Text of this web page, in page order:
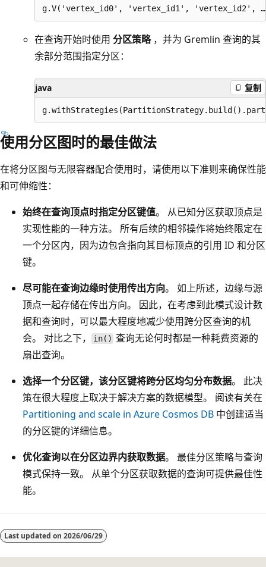
在查询开始时使用 分区策略，并为 Gremlin 查询的其
余部分范围指定分区：
java 复制
使用分区图时的最佳做法
在将分区图与无限容器配合使用时，请使用以下准则来确保性能
和可伸缩性：
始终在查询顶点时指定分区键值。 从已知分区获取顶点是
实现性能的一种方法。 所有后续的相邻操作将始终限定在
一个分区内，因为边包含指向其目标顶点的引用 ID 和分区
键。
尽可能在查询边缘时使用传出方向。 如上所述，边缘与源
顶点一起存储在传出方向。 因此，在考虑到此模式设计数
据和查询时，可以最大程度地减少使用跨分区查询的机
会。 对比之下，
in() 查询无论何时都是一种耗费资源的
扇出查询。
选择一个分区键，该分区键将跨分区均匀分布数据。 此决
策在很大程度上取决于解决方案的数据模型。 阅读有关在
Partitioning and scale in Azure Cosmos DB 中创建适当
的分区键的详细信息。
优化查询以在分区边界内获取数据。 最佳分区策略与查询
模式保持一致。 从单个分区获取数据的查询可提供最佳性
能。
阅
读Last updated on 2026/06/29